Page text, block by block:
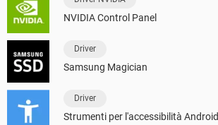
NVIDIA Control Panel
Driver
Samsung Magician
Driver
Strumenti per l'accessibilità Android